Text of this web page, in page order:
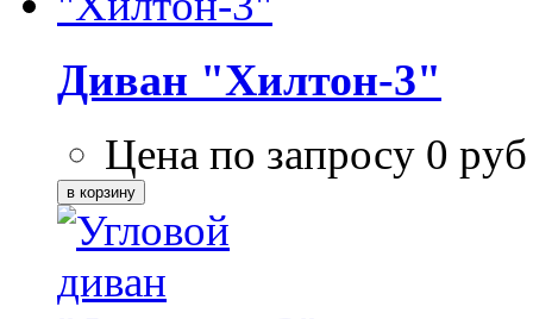
Диван "Хилтон-3"
Цена по запросу 0 руб